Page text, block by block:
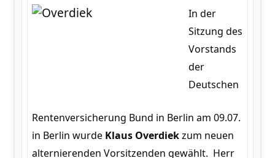
In der
Sitzung des
Vorstands
der
Deutschen
Rentenversicherung Bund in Berlin am 09.07.
in Berlin wurde Klaus Overdiekzum neuen
alternierenden Vorsitzenden gewählt. Herr